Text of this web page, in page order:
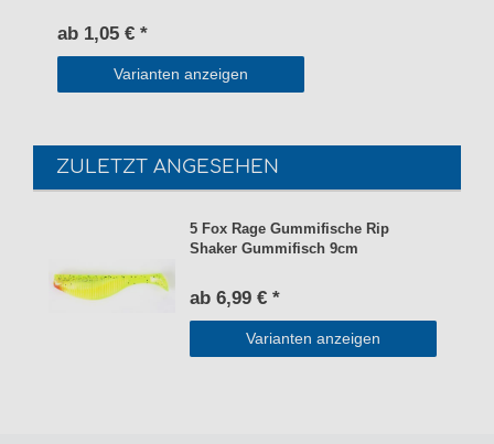
ab 1,05 € *
Varianten anzeigen
ZULETZT ANGESEHEN
5 Fox Rage Gummifische Rip
Shaker Gummifisch 9cm
ab 6,99 € *
Varianten anzeigen